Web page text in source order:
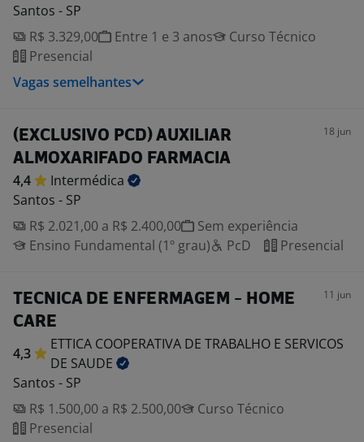
Santos - SP
R$ 3.329,00
Entre 1 e 3 anos
Curso Técnico
Presencial
Vagas semelhantes
(EXCLUSIVO PCD) AUXILIAR
ALMOXARIFADO FARMACIA
18 jun
4,4
Intermédica
Santos - SP
R$ 2.021,00 a R$ 2.400,00
Sem experiência
Ensino Fundamental (1º grau)
PcD Presencial
TECNICA DE ENFERMAGEM - HOME
CARE
11 jun
4,3
ETTICA COOPERATIVA DE TRABALHO E SERVICOS
DE SAUDE
Santos - SP
R$ 1.500,00 a R$ 2.500,00
Curso Técnico
Presencial